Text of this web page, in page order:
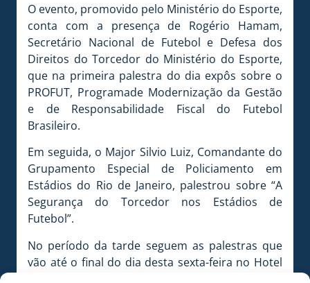
O evento, promovido pelo Ministério do Esporte,
conta com a presença de Rogério Hamam,
Secretário Nacional de Futebol e Defesa dos
Direitos do Torcedor do Ministério do Esporte,
que na primeira palestra do dia expôs sobre o
PROFUT, Programade Modernização da Gestão
e de Responsabilidade Fiscal do Futebol
Brasileiro.
Em seguida, o Major Silvio Luiz, Comandante do
Grupamento Especial de Policiamento em
Estádios do Rio de Janeiro, palestrou sobre “A
Segurança do Torcedor nos Estádios de
Futebol”.
No período da tarde seguem as palestras que
vão até o final do dia desta sexta-feira no Hotel